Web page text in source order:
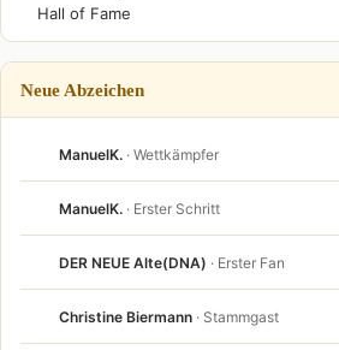
Hall of Fame
Neue Abzeichen
ManuelK. · Wettkämpfer
ManuelK. · Erster Schritt
DER NEUE Alte(DNA) · Erster Fan
Christine Biermann · Stammgast